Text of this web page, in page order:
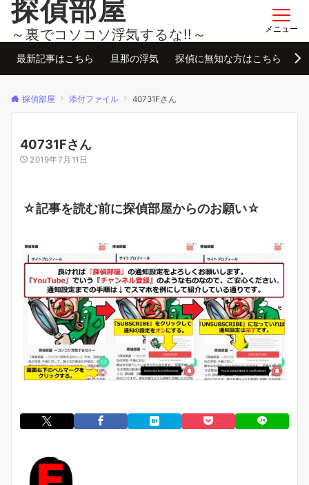
探偵部屋
～裏でコソコソ浮気するな!!～ メニュー
最新記事はこちら 旦那の浮気 探偵に無知な方はこちら
探偵部屋 添付ファイル 40731Fさん
40731Fさん
2019年7月11日
☆記事を読む前に探偵部屋からのお願い☆